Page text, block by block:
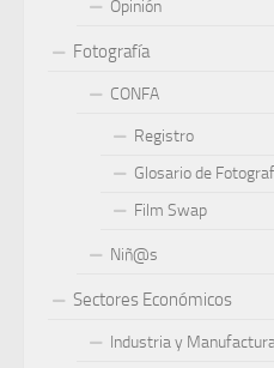
Opinión
Fotografía
CONFA
Registro
Glosario de
Film Swap
Niñ@s
Sectores Económicos
Industria y